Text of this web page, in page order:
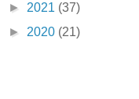
► 2021 (37)
► 2020 (21)